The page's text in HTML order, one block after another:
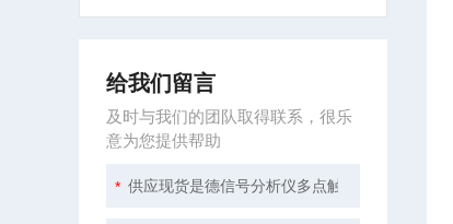
给我们留言
及时与我们的团队取得联系，很乐
意为您提供帮助